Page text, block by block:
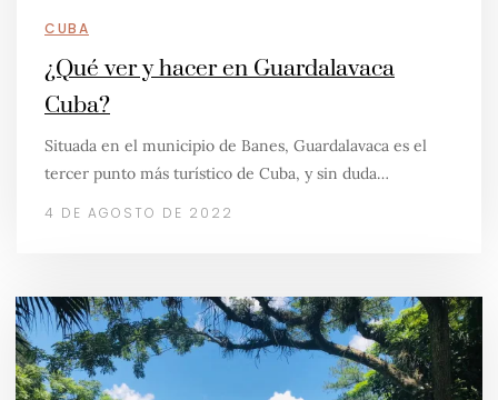
CUBA
¿Qué ver y hacer en Guardalavaca
Cuba?
Situada en el municipio de Banes, Guardalavaca es el
tercer punto más turístico de Cuba, y sin duda…
4 DE AGOSTO DE 2022